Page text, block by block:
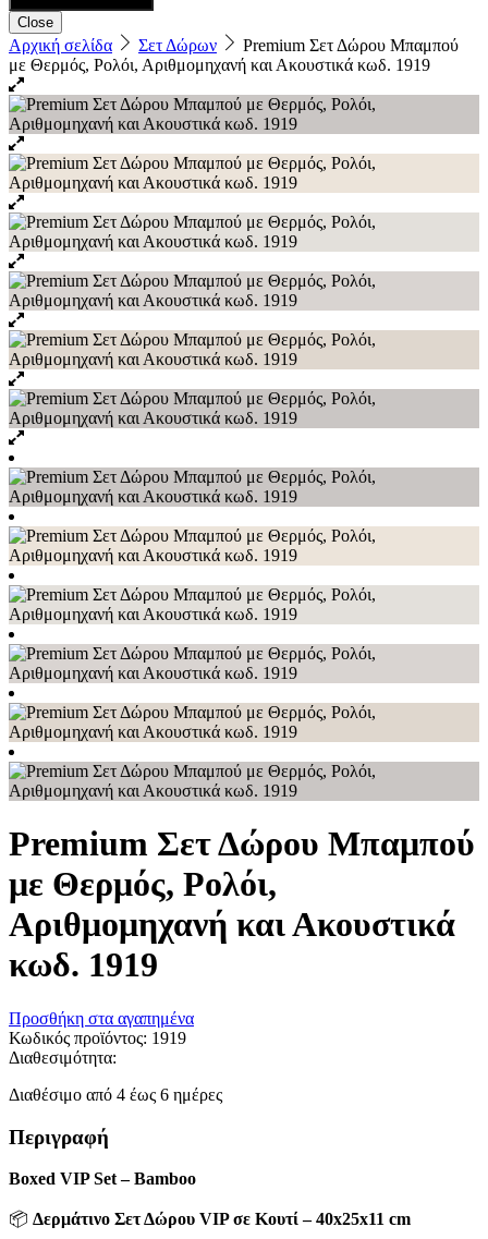
Close
Αρχική σελίδα Σετ Δώρων
Premium Σετ Δώρου Μπαμπού
με Θερμός, Ρολόι, Αριθμομηχανή και Ακουστικά κωδ. 1919
Premium Σετ Δώρου Μπαμπού
με Θερμός, Ρολόι,
Αριθμομηχανή και Ακουστικά
κωδ. 1919
Προσθήκη στα αγαπημένα
Κωδικός προϊόντος: 1919
Διαθεσιμότητα:
Διαθέσιμο από 4 έως 6 ημέρες
Περιγραφή
Boxed VIP Set – Bamboo
📦 Δερμάτινο Σετ Δώρου VIP σε Κουτί – 40x25x11 cm